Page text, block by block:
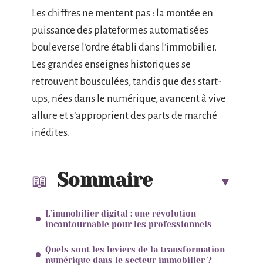
Les chiffres ne mentent pas : la montée en
puissance des plateformes automatisées
bouleverse l’ordre établi dans l’immobilier.
Les grandes enseignes historiques se
retrouvent bousculées, tandis que des start-
ups, nées dans le numérique, avancent à vive
allure et s’approprient des parts de marché
inédites.
Sommaire
L’immobilier digital : une révolution
incontournable pour les professionnels
Quels sont les leviers de la transformation
numérique dans le secteur immobilier ?